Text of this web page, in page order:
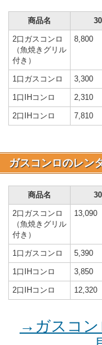
商品名
2口ガスコンロ
（魚焼きグリル
付き）
8,800
1口ガスコンロ 3,300
1口IHコンロ 2,310
2口IHコンロ 7,810
ガスコンロのレン
商品名
2口ガスコンロ
（魚焼きグリル
付き）
13,090
1口ガスコンロ 5,390
1口IHコンロ 3,850
2口IHコンロ 12,320
→ガスコン